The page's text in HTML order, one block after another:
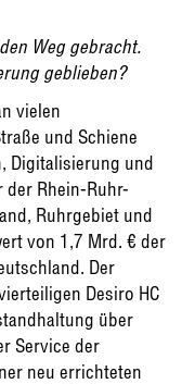
Weg gebracht.
geblieben?
vielen
und Schiene
Digitalisierung und
Rhein-Ruhr-
Ruhrgebiet und
von 1,7 Mrd. € der
Der
Desiro HC
über
Service der
neu errichteten